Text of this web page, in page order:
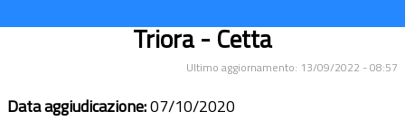
Triora - Cetta
Ultimo aggiornamento: 13/09/2022 - 08:57
Data aggiudicazione:07/10/2020